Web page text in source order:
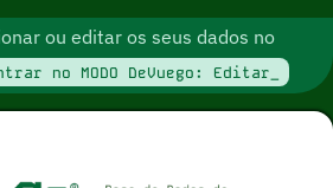
ou editar os seus dados no
no MODO DeVuego: Editar_